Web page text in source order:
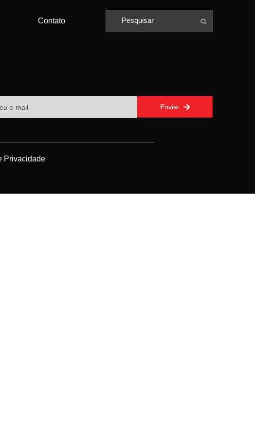
Contato
Enviar
Privacidade